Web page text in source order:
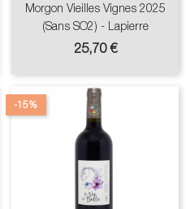
Morgon Vieilles Vignes 2025
(sans SO2) - Lapierre
Prix
25,70 €
-15%